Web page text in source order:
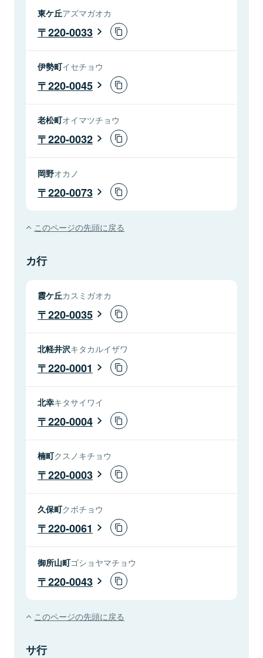
東ケ丘アズマガオカ
220-0033
伊勢町イセチョウ
220-0045
老松町オイマツチョウ
220-0032
岡野オカノ
220-0073
このページの先頭に戻る
カ行
霞ケ丘カスミガオカ
220-0035
北軽井沢キタカルイザワ
220-0001
北幸キタサイワイ
220-0004
楠町クスノキチョウ
220-0003
久保町クボチョウ
220-0061
御所山町ゴショヤマチョウ
220-0043
このページの先頭に戻る
サ行